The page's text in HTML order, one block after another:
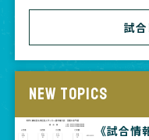
試
NEW TOPICS
《試合情